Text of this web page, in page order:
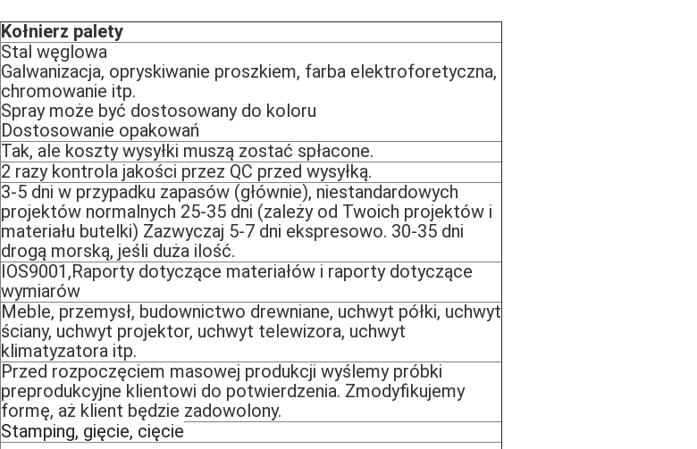
Kołnierz palety
Stal węglowa
Galwanizacja, opryskiwanie proszkiem, farba elektroforetyczna,
chromowanie itp.
Spray może być dostosowany do koloru
Dostosowanie opakowań
Tak, ale koszty wysyłki muszą zostać spłacone.
2 razy kontrola jakości przez QC przed wysyłką.
3-5 dni w przypadku zapasów (głównie), niestandardowych
projektów normalnych 25-35 dni (zależy od Twoich projektów i
materiału butelki) Zazwyczaj 5-7 dni ekspresowo. 30-35 dni
drogą morską, jeśli duża ilość.
IOS9001,Raporty dotyczące materiałów i raporty dotyczące
wymiarów
Meble, przemysł, budownictwo drewniane, uchwyt półki, uchwyt
ściany, uchwyt projektor, uchwyt telewizora, uchwyt
klimatyzatora itp.
Przed rozpoczęciem masowej produkcji wyślemy próbki
preprodukcyjne klientowi do potwierdzenia. Zmodyfikujemy
formę, aż klient będzie zadowolony.
Stamping, gięcie, cięcie